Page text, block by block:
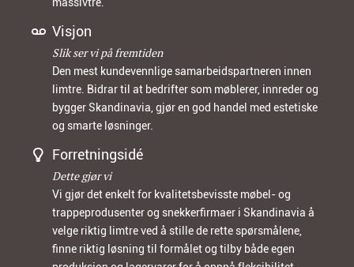
Visjon
Slik ser vi på fremtiden
Den mest kundevennlige samarbeidspartneren innen
limtre. Bidrar til at bedrifter som møblerer, innreder og
bygger Skandinavia, gjør en god handel med estetiske
og smarte løsninger.
Forretningsidé
Dette gjør vi
Vi gjør det enkelt for kvalitetsbevisste møbel- og
trappeprodusenter og snekkerfirmaer i Skandinavia å
velge riktig limtre ved å stille de rette spørsmålene,
finne riktig løsning til formålet og tilby både egen